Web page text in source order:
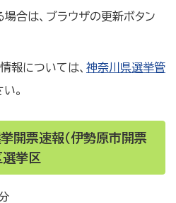
合は、ブラウザの更新ボタン
報については、 神奈川県選挙管
。
開票速報（伊勢原市開票
選挙区